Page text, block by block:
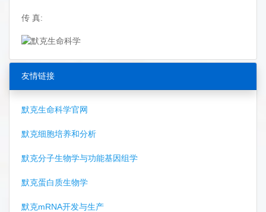
传 真:
友情链接
默克生命科学官网
默克细胞培养和分析
默克分子生物学与功能基因组学
默克蛋白质生物学
默克mRNA开发与生产